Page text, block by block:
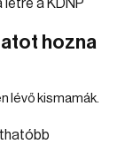
hozna
lévő kismamák.